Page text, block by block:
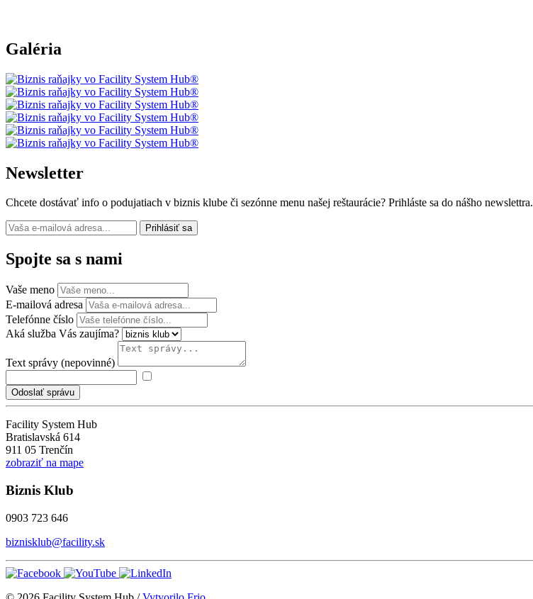
Galéria
Newsletter
Chcete dostávať info o podujatiach v biznis klube či sezónne menu našej reštaurácie? Prihláste sa do nášho newslettra.
Prihlásiť sa
Spojte sa s nami
Vaše meno
E-mailová adresa
Telefónne číslo
Aká služba Vás zaujíma?
Text správy (nepovinné)
Odoslať správu
Facility System Hub
Bratislavská 614
911 05 Trenčín
zobraziť na mape
Biznis Klub
0903 723 646
biznisklub@facility.sk